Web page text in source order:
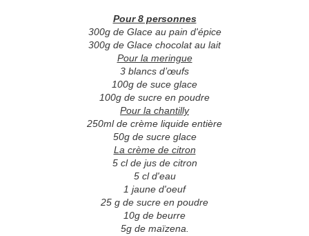
Pour 8 personnes
300g de Glace au pain d'épice
300g de Glace chocolat au lait
Pour la meringue
3 blancs d’œufs
100g de suce glace
100g de sucre en poudre
Pour la chantilly
250ml de crème liquide entière
50g de sucre glace
La crème de citron
5 cl de jus de citron
5 cl d'eau
1 jaune d'oeuf
25 g de sucre en poudre
10g de beurre
5g de maïzena.